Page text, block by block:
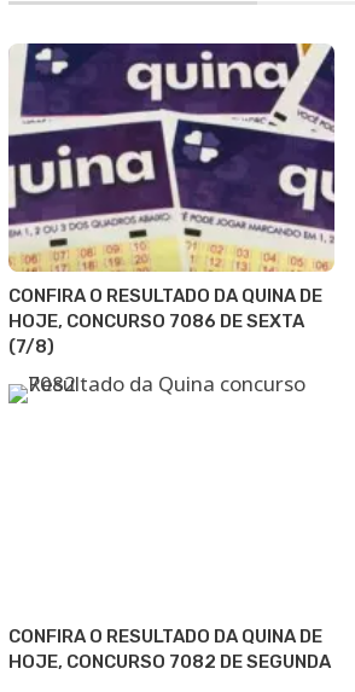
CONFIRA O RESULTADO DA QUINA DE
HOJE, CONCURSO 7086 DE SEXTA
(7/8)
CONFIRA O RESULTADO DA QUINA DE
HOJE, CONCURSO 7082 DE SEGUNDA